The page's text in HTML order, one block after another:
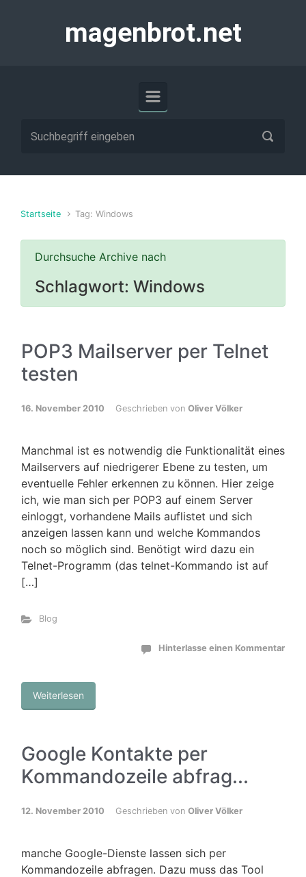
magenbrot.net
Startseite Tag: Windows
Durchsuche Archive nach
Schlagwort: Windows
POP3 Mailserver per Telnet
testen
16. November 2010 Geschrieben von Oliver Völker
Manchmal ist es notwendig die Funktionalität eines
Mailservers auf niedrigerer Ebene zu testen, um
eventuelle Fehler erkennen zu können. Hier zeige
ich, wie man sich per POP3 auf einem Server
einloggt, vorhandene Mails auflistet und sich
anzeigen lassen kann und welche Kommandos
noch so möglich sind. Benötigt wird dazu ein
Telnet-Programm (das telnet-Kommando ist auf
[…]
Blog
Hinterlasse einen Kommentar
Weiterlesen
Google Kontakte per
Kommandozeile abfrag...
12. November 2010 Geschrieben von Oliver Völker
manche Google-Dienste lassen sich per
Kommandozeile abfragen. Dazu muss das Tool